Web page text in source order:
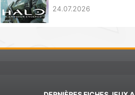
24.07.2026